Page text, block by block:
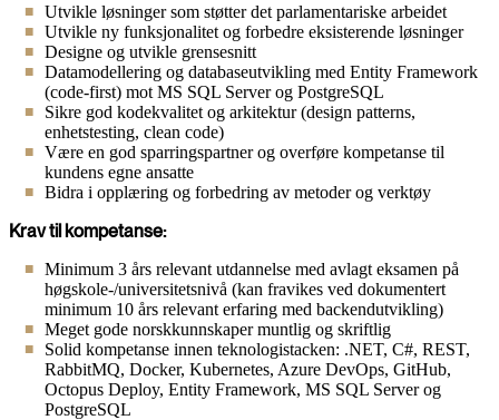
Utvikle løsninger som støtter det parlamentariske arbeidet
Utvikle ny funksjonalitet og forbedre eksisterende løsninger
Designe og utvikle grensesnitt
Datamodellering og databaseutvikling med Entity Framework
(code-first) mot MS SQL Server og PostgreSQL
Sikre god kodekvalitet og arkitektur (design patterns,
enhetstesting, clean code)
Være en god sparringspartner og overføre kompetanse til
kundens egne ansatte
Bidra i opplæring og forbedring av metoder og verktøy
Krav til kompetanse:
Minimum 3 års relevant utdannelse med avlagt eksamen på
høgskole-/universitetsnivå (kan fravikes ved dokumentert
minimum 10 års relevant erfaring med backendutvikling)
Meget gode norskkunnskaper muntlig og skriftlig
Solid kompetanse innen teknologistacken: .NET, C#, REST,
RabbitMQ, Docker, Kubernetes, Azure DevOps, GitHub,
Octopus Deploy, Entity Framework, MS SQL Server og
PostgreSQL